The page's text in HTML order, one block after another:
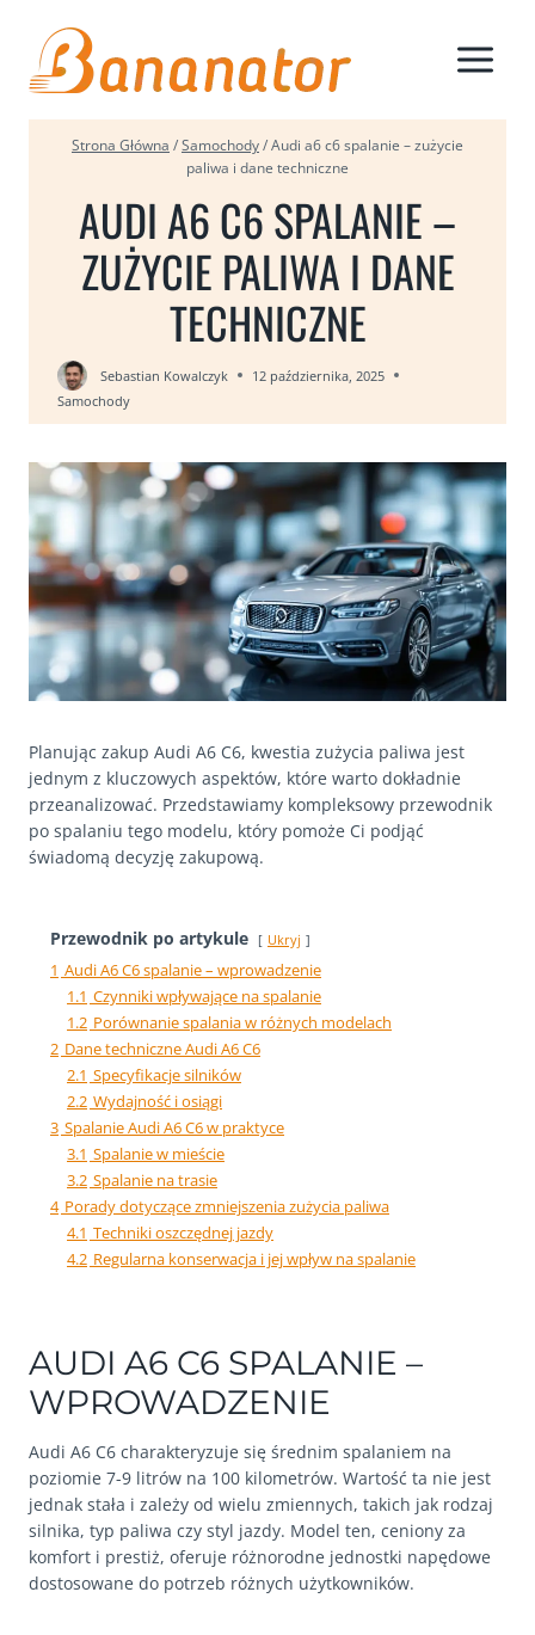
treści
Strona Główna /Samochody/Audi a6 c6 spalanie – zużycie
paliwa i dane techniczne
AUDI A6 C6 SPALANIE –
ZUŻYCIE PALIWA I DANE
TECHNICZNE
Sebastian Kowalczyk
12 października, 2025
Samochody
Planując zakup Audi A6 C6, kwestia zużycia paliwa jest
jednym z kluczowych aspektów, które warto dokładnie
przeanalizować. Przedstawiamy kompleksowy przewodnik
po spalaniu tego modelu, który pomoże Ci podjąć
świadomą decyzję zakupową.
Przewodnik po artykule Ukryj
1 Audi A6 C6 spalanie – wprowadzenie
1.1 Czynniki wpływające na spalanie
1.2 Porównanie spalania w różnych modelach
2 Dane techniczne Audi A6 C6
2.1 Specyfikacje silników
2.2 Wydajność i osiągi
3 Spalanie Audi A6 C6 w praktyce
3.1 Spalanie w mieście
3.2 Spalanie na trasie
4 Porady dotyczące zmniejszenia zużycia paliwa
4.1 Techniki oszczędnej jazdy
4.2 Regularna konserwacja i jej wpływ na spalanie
AUDI A6 C6 SPALANIE –
WPROWADZENIE
Audi A6 C6 charakteryzuje się średnim spalaniem na
poziomie 7-9 litrów na 100 kilometrów. Wartość ta nie jest
jednak stała i zależy od wielu zmiennych, takich jak rodzaj
silnika, typ paliwa czy styl jazdy. Model ten, ceniony za
komfort i prestiż, oferuje różnorodne jednostki napędowe
dostosowane do potrzeb różnych użytkowników.